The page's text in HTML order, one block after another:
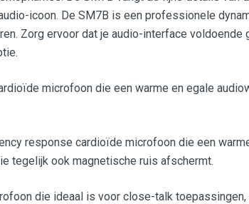
icoon. De SM7B is een professionele
Zorg ervoor dat je audio-interface
microfoon die een warme en egale
response cardioïde microfoon die een
tegelijk ook magnetische ruis afschermt.
die ideaal is voor close-talk